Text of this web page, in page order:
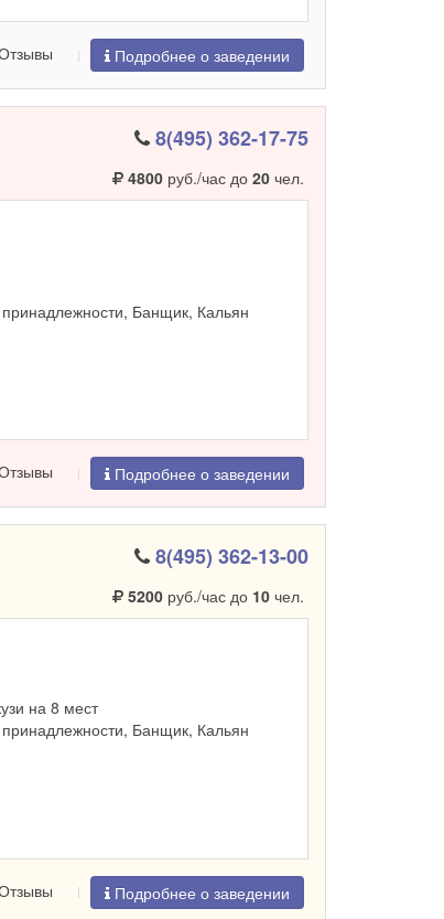
Подробнее о заведении
8(495) 362-17-75
4800руб./час до 20чел.
Банщик, Кальян
Подробнее о заведении
8(495) 362-13-00
5200руб./час до 10чел.
на 8 мест
Банщик, Кальян
Подробнее о заведении